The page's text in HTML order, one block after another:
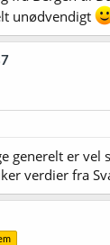
unødvendigt
generelt er vel
verdier fra